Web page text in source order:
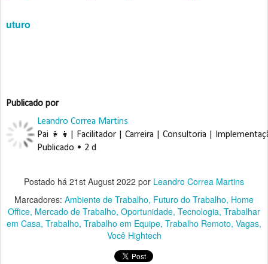
uturo
Publicado por
Leandro Correa Martins
Publicado • 2 d
Postado há 21st August 2022 por Leandro Correa Martins
Marcadores: Ambiente de Trabalho Futuro do Trabalho Home
Office Mercado de Trabalho Oportunidade Tecnologia Trabalhar
em Casa Trabalho Trabalho em Equipe Trabalho Remoto Vagas
Você Hightech